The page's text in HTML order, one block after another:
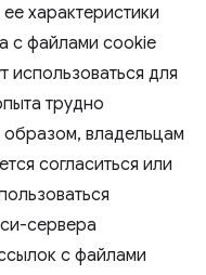
характеристики
с файлами cookie
использоваться для
трудно
владельцам
согласиться или
сервера
с файлами